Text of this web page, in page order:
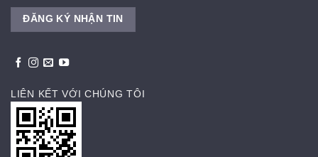
LIÊN KẾT VỚI CHÚNG TÔI